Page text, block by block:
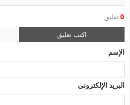
0 تعليق
اكتب تعليق
الإسم
البريد الإلكتروني